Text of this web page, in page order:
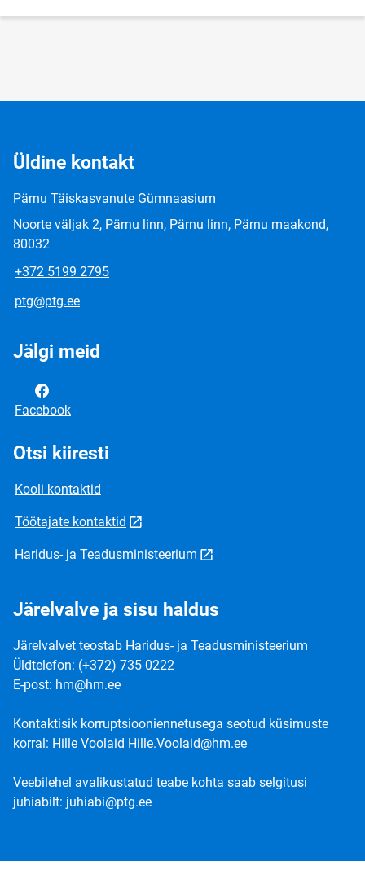
Üldine kontakt
Pärnu Täiskasvanute Gümnaasium
Noorte väljak 2, Pärnu linn, Pärnu linn, Pärnu maakond,
80032
+372 5199 2795
ptg@ptg.ee
Jälgi meid
Facebook
Otsi kiiresti
Kooli kontaktid
Töötajate kontaktid
Haridus- ja Teadusministeerium
Järelvalve ja sisu haldus
Järelvalvet teostab Haridus- ja Teadusministeerium
Üldtelefon: (+372) 735 0222
E-post: hm@hm.ee
Kontaktisik korruptsiooniennetusega seotud küsimuste
korral: Hille Voolaid Hille.Voolaid@hm.ee
Veebilehel avalikustatud teabe kohta saab selgitusi
juhiabilt: juhiabi@ptg.ee